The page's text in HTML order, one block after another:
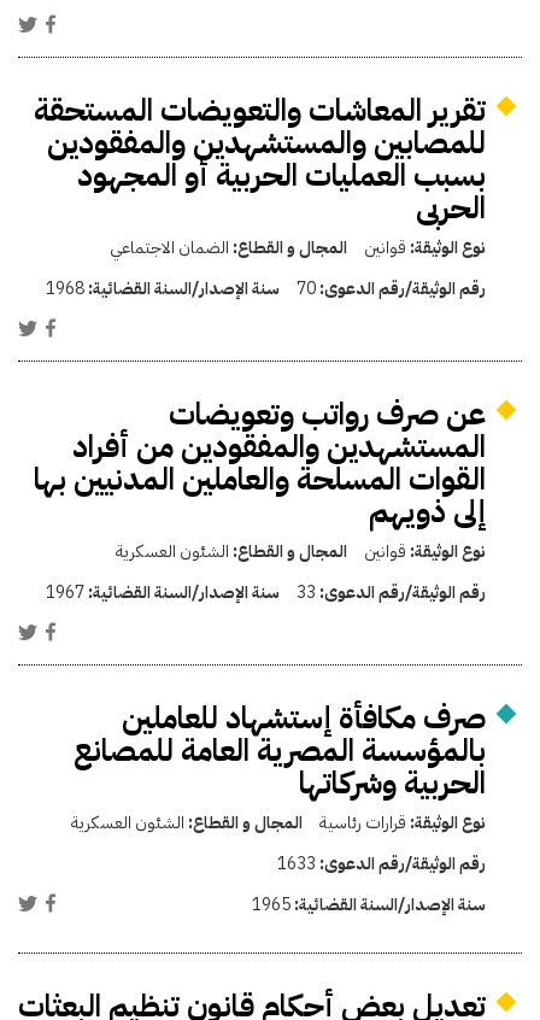
تقرير المعاشات والتعويضات المستحقة
للمصابين والمستشهدين والمفقودين
بسبب العمليات الحربية أو المجهود
الحربى
نوع الوثيقة: قوانين المجال و القطاع: الضمان الاجتماعي
رقم الوثيقة/رقم الدعوى:70 سنة الإصدار/السنة القضائية:1968
عن صرف رواتب وتعويضات
المستشهدين والمفقودين من أفراد
القوات المسلحة والعاملين المدنيين بها
إلى ذويهم
نوع الوثيقة: قوانين المجال و القطاع: الشئون العسكرية
رقم الوثيقة/رقم الدعوى: 33 سنة الإصدار/السنة القضائية:1967
صرف مكافأة إستشهاد للعاملين
بالمؤسسة المصرية العامة للمصانع
الحربية وشركاتها
نوع الوثيقة: قرارات رئاسية المجال و القطاع: الشئون العسكرية
رقم الوثيقة/رقم الدعوى: 1633
سنة الإصدار/السنة القضائية:1965
تعديل بعض أحكام قانون تنظيم البعثات